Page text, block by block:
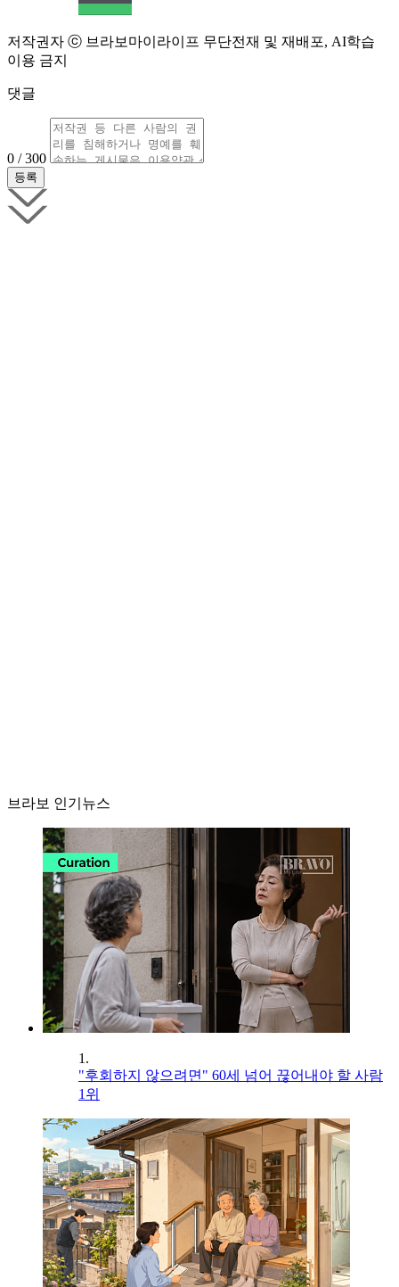
저작권자 ⓒ 브라보마이라이프 무단전재 및 재배포, AI학습
이용 금지
댓글
0 / 300
브라보 인기뉴스
1.
"후회하지 않으려면" 60세 넘어 끊어내야 할 사람
1위